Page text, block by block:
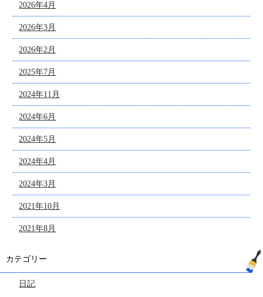
2026年4月
2026年3月
2026年2月
2025年7月
2024年11月
2024年6月
2024年5月
2024年4月
2024年3月
2021年10月
2021年8月
カテゴリー
日記